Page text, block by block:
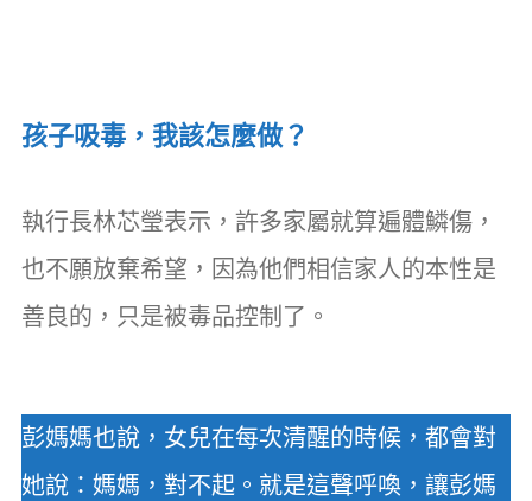
孩子吸毒，我該怎麼做？
執行長林芯瑩表示，許多家屬就算遍體鱗傷，
也不願放棄希望，因為他們相信家人的本性是
善良的，只是被毒品控制了。
彭媽媽也說，女兒在每次清醒的時候，都會對
她說：媽媽，對不起。就是這聲呼喚，讓彭媽